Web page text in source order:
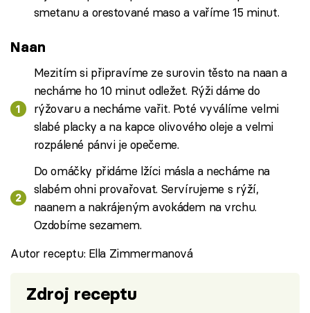
smetanu a orestované maso a vaříme 15 minut.
Naan
Mezitím si připravíme ze surovin těsto na naan a
necháme ho 10 minut odležet. Rýži dáme do
rýžovaru a necháme vařit. Poté vyválíme velmi
slabé placky a na kapce olivového oleje a velmi
rozpálené pánvi je opečeme.
Do omáčky přidáme lžíci másla a necháme na
slabém ohni provařovat. Servírujeme s rýží,
naanem a nakrájeným avokádem na vrchu.
Ozdobíme sezamem.
Autor receptu: Ella Zimmermanová
Zdroj receptu